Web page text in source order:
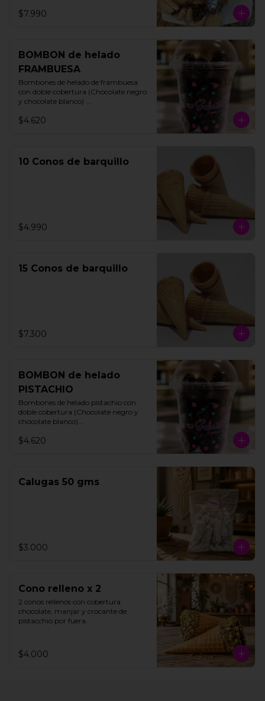
$7.990
BOMBON de helado
FRAMBUESA
Bombones de helado de frambuesa
con doble cobertura (Chocolate negro
y chocolate blanco)
15 unidades aprox
$4.620
10 Conos de barquillo
$4.990
15 Conos de barquillo
$7.300
BOMBON de helado
PISTACHIO
Bombones de helado pistachio con
doble cobertura (Chocolate negro y
chocolate blanco)
15 unidades aproximadamente.
$4.620
Calugas 50 gms
$3.000
Cono relleno x 2
2 conos rellenos con cobertura
chocolate, manjar y crocante de
pistacchio por fuera.
$4.000